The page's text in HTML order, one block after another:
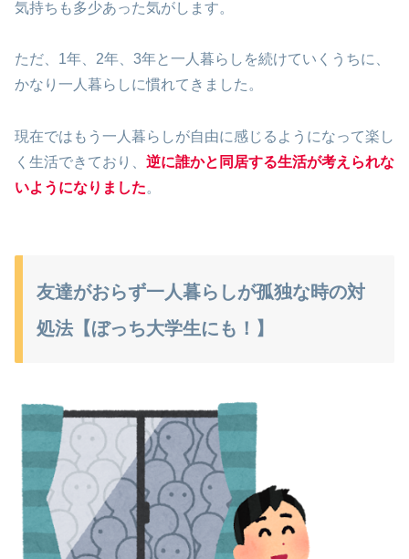
気持ちも多少あった気がします。
ただ、1年、2年、3年と一人暮らしを続けていくうちに、
かなり一人暮らしに慣れてきました。
現在ではもう一人暮らしが自由に感じるようになって楽し
く生活できており、 逆に誰かと同居する生活が考えられな
いようになりました。
友達がおらず一人暮らしが孤独な時の対
処法【ぼっち大学生にも！】